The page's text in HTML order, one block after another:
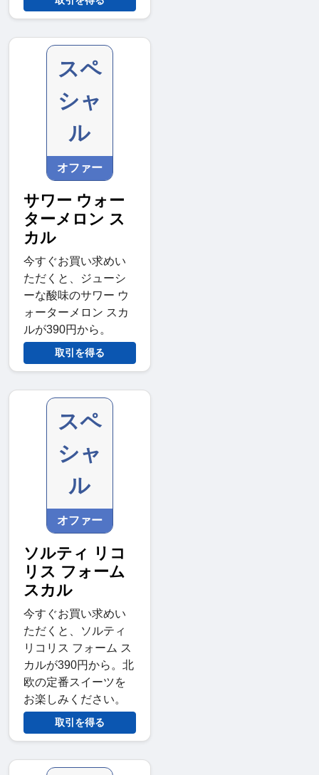
スペ
シャ
ル
オファー
サワー ウォー
ターメロン ス
カル
今すぐお買い求めい
ただくと、ジューシ
ーな酸味のサワー ウ
ォーターメロン スカ
ルが390円から。
取引を得る
スペ
シャ
ル
オファー
ソルティ リコ
リス フォーム
スカル
今すぐお買い求めい
ただくと、ソルティ
リコリス フォーム ス
カルが390円から。北
欧の定番スイーツを
お楽しみください。
取引を得る